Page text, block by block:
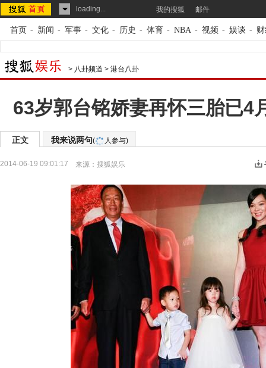
loading... 我的搜狐 邮件
首页 - 新闻 - 军事 - 文化 - 历史 - 体育 - NBA - 视频 - 娱谈 -
> 八卦频道 > 港台八卦
63岁郭台铭娇妻再怀三胎已4
正文 我来说两句( 人参与)
2014-06-19 09:01:17 来源： 搜狐娱乐